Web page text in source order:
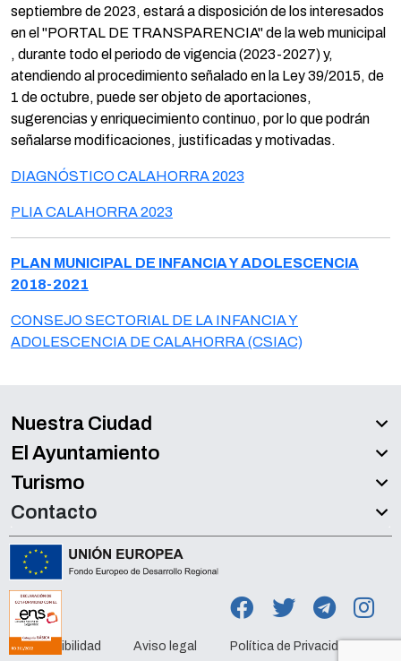
septiembre de 2023, estará a disposición de los interesados
en el "PORTAL DE TRANSPARENCIA" de la web municipal
, durante todo el periodo de vigencia (2023-2027) y,
atendiendo al procedimiento señalado en la Ley 39/2015, de
1 de octubre, puede ser objeto de aportaciones,
sugerencias y enriquecimiento continuo, por lo que podrán
señalarse modificaciones, justificadas y motivadas.
DIAGNÓSTICO CALAHORRA 2023
PLIA CALAHORRA 2023
PLAN MUNICIPAL DE INFANCIA Y ADOLESCENCIA
2018-2021
CONSEJO SECTORIAL DE LA INFANCIA Y
ADOLESCENCIA DE CALAHORRA (CSIAC)
Nuestra Ciudad
El Ayuntamiento
Turismo
Contacto
Accesibilidad Aviso legal Política de Privacidad